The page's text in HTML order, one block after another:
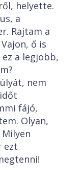
helyette.
a
Rajtam a
ő is
ez a legjobb,
nem
fájó,
Olyan,
ezt